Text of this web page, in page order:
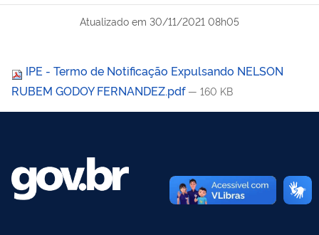
Atualizado em 30/11/2021 08h05
IPE - Termo de Notificação Expulsando NELSON
RUBEM GODOY FERNANDEZ.pdf — 160 KB